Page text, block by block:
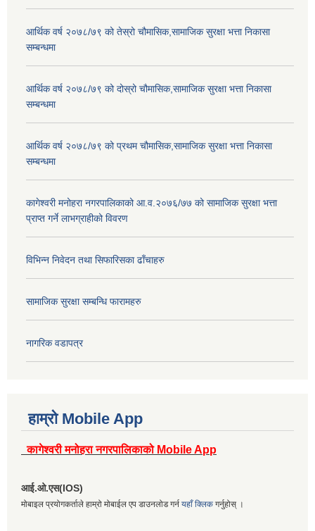
आर्थिक वर्ष २०७८/७९ को तेस्रो चौमासिक,सामाजिक सुरक्षा भत्ता निकासा
सम्बन्धमा
आर्थिक वर्ष २०७८/७९ को दोस्रो चौमासिक,सामाजिक सुरक्षा भत्ता निकासा
सम्बन्धमा
आर्थिक वर्ष २०७८/७९ को प्रथम चौमासिक,सामाजिक सुरक्षा भत्ता निकासा
सम्बन्धमा
कागेश्वरी मनोहरा नगरपालिकाको आ.व.२०७६/७७ को सामाजिक सुरक्षा भत्ता
प्राप्त गर्ने लाभग्राहीको विवरण
विभिन्न निवेदन तथा सिफारिसका ढाँचाहरु
सामाजिक सुरक्षा सम्बन्धि फारामहरु
नागरिक वडापत्र
हाम्रो Mobile App
कागेश्वरी मनोहरा नगरपालिकाको Mobile App
आई.ओ.एस(IOS)
मोबाइल प्रयोगकर्ताले हाम्रो मोबाईल एप डाउनलोड गर्न यहाँ क्लिक गर्नुहोस् ।